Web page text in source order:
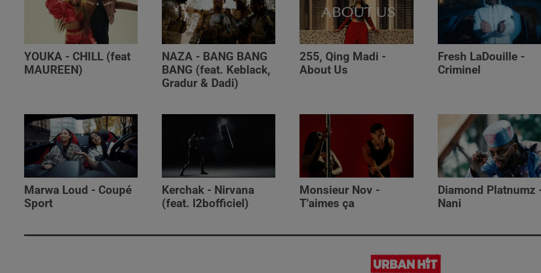
YOUKA - CHILL (feat
MAUREEN)
NAZA - BANG BANG
BANG (feat. Keblack,
Gradur & Dadi)
255, Qing Madi -
About Us
Fresh LaDouille -
Criminel
Marwa Loud - Coupé
Sport
Kerchak - Nirvana
(feat. ‪l2bofficiel‬)
Monsieur Nov -
T'aimes ça
Diamond Platnumz
Nani